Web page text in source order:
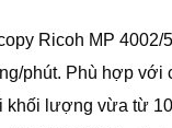
Ricoh MP 4002/
phút. Phù hợp với
khối lượng vừa từ